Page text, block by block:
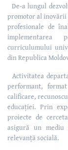
De-a lungul
promotor al
profesionale de
implementarea
curriculumului
din Republica
Activitatea
performant,
calificare,
educației. Prin
proiecte de
asigură un mediu
relevanță socială.